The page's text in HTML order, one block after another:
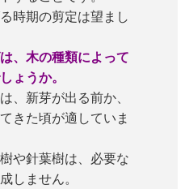
時期の剪定は望まし
、木の種類によって
ょうか。
、新芽が出る前か、
きた頃が適していま
や針葉樹は、必要な
しません。